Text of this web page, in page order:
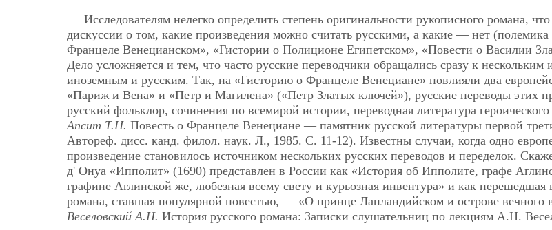
Исследователям нелегко определить степень оригинальности рукописного романа,
дискуссии о том, какие произведения можно считать русскими, а какие — нет
Францеле Венецианском», «Гистории о Полиционе Египетском», «Повести о Василии
Дело усложняется и тем, что часто русские переводчики обращались сразу к
иноземным и русским. Так, на «Гисторию о Францеле Венециане» повлияли два
«Париж и Вена» и «Петр и Магилена» («Петр Златых ключей»), русские переводы этих
русский фольклор, сочинения по всемирой истории, переводная литература
Апсит Т.Н. Повесть о Францеле Венециане — памятник русской литературы первой
Автореф. дисс. канд. филол. наук. Л., 1985. С. 11-12). Известны случаи, когда одно
произведение становилось источником нескольких русских переводов и переделок.
д' Онуа «Ипполит» (1690) представлен в России как «История об Ипполите, графе
графине Аглинской же, любезная всему свету и курьозная инвентура» и как перешедшая
романа, ставшая популярной повестью, — «О принце Лапландийском и острове вечного
Веселовский А.Н. История русского романа: Записки слушательниц по лекциям А.Н.